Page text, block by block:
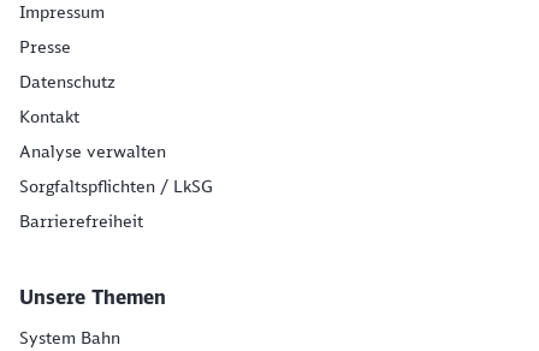
Impressum
Presse
Datenschutz
Kontakt
Analyse verwalten
Sorgfaltspflichten / LkSG
Barrierefreiheit
Unsere Themen
System Bahn